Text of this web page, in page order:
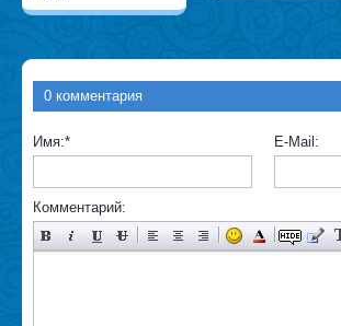
0 комментария
Имя:* E-Mail:
Комментарий: